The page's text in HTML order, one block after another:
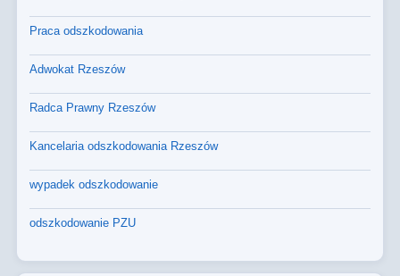
Praca odszkodowania
Adwokat Rzeszów
Radca Prawny Rzeszów
Kancelaria odszkodowania Rzeszów
wypadek odszkodowanie
odszkodowanie PZU